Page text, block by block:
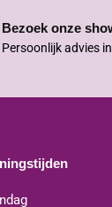
Bezoek onze
Persoonlijk advies